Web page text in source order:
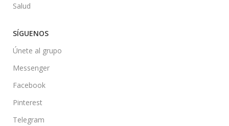
Salud
SÍGUENOS
Únete al grupo
Messenger
Facebook
Pinterest
Telegram